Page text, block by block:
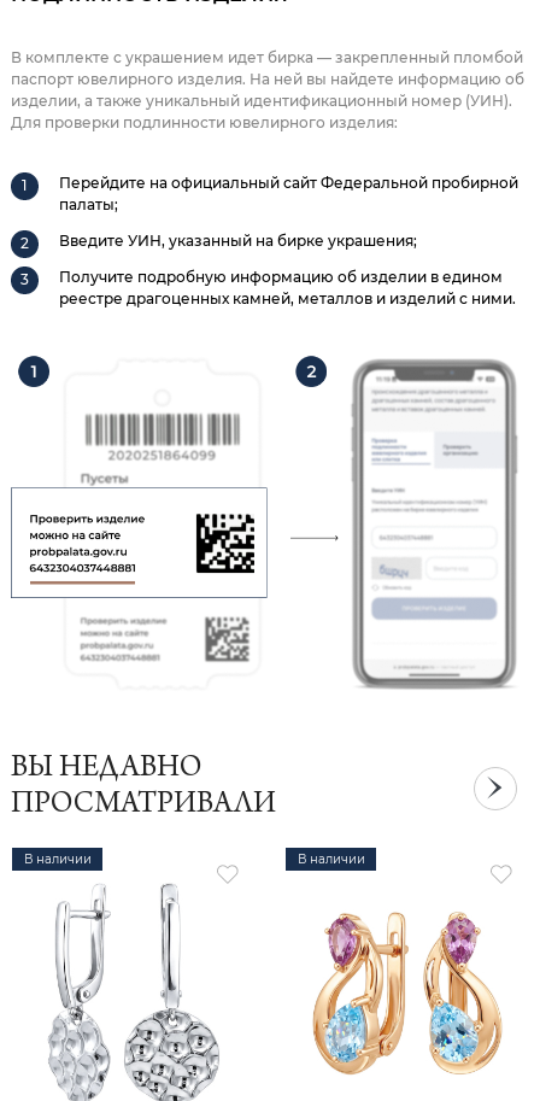
В комплекте с украшением идет бирка — закрепленный пломбой
паспорт ювелирного изделия. На ней вы найдете информацию об
изделии, а также уникальный идентификационный номер (УИН).
Для проверки подлинности ювелирного изделия:
Перейдите на официальный сайт Федеральной пробирной
палаты;
Введите УИН, указанный на бирке украшения;
Получите подробную информацию об изделии в едином
реестре драгоценных камней, металлов и изделий с ними.
ВЫ НЕДАВНО
ПРОСМАТРИВАЛИ
В наличии В наличии